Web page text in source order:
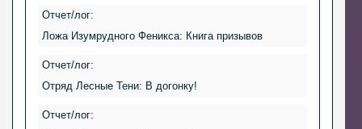
Отчет/лог:
Ложа Изумрудного Феникса: Книга призывов
Отчет/лог:
Отряд Лесные Тени: В догонку!
Отчет/лог: